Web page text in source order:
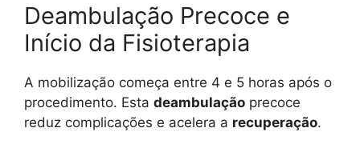
Deambulação Precoce e
Início da Fisioterapia
A mobilização começa entre 4 e 5 horas após o
procedimento. Esta deambulação precoce
reduz complicações e acelera a recuperação.